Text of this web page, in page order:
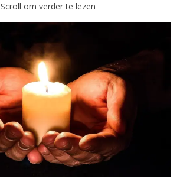
Scroll om verder te lezen